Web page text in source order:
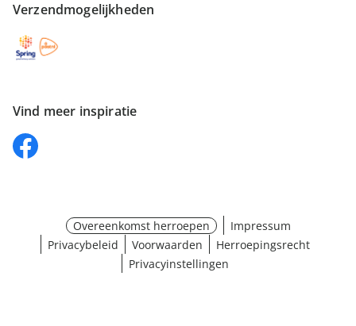
Verzendmogelijkheden
Vind meer inspiratie
Overeenkomst herroepen
Impressum
Privacybeleid
Voorwaarden
Herroepingsrecht
Privacyinstellingen